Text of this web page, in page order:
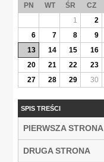
PN WT ŚR CZ
1
2
6
7 8 9
13
14 15 16
20
21 22 23
27
28 29 30
SPIS TREŚCI
PIERWSZA STRONA
DRUGA STRONA